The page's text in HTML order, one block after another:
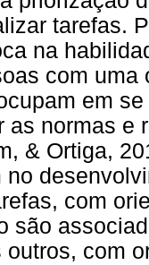
tarefas.
na
com
em
as normas e
& Ortiga,
no
com
são
outros, com